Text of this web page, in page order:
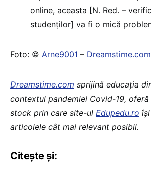
online, aceasta [N. Red. –
studenților] va fi o mică
Foto: © Arne9001 – Dreamstime.com
Dreamstime.com sprijină educaţia
contextul pandemiei Covid-19,
stock prin care site-ul Edupedu.ro
articolele cât mai relevant posibil.
Citește și: